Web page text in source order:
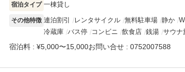
宿泊タイプ 一棟貸し
その他特徴 連泊割引 レンタサイクル 無料駐車場 静か
冷蔵庫 バス停 コンビニ 飲食店 銭湯 サウナ
宿泊料 : ¥5,000〜15,000お問い合せ : 0752007588